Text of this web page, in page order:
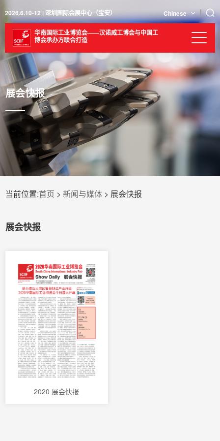
2026.6.10-12 | 深圳国际会展中心（宝安） Chinese
华南国际工业博览会——汉诺威工博会与中国工
博会承办方联合打造
展会快报
当前位置:首页 >新闻与媒体 > 展会快报
展会快报
2020 展会快报